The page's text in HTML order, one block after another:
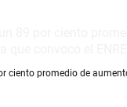
ciento promedio de